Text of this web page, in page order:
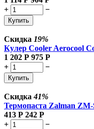
+
−
Купить
Скидка 19%
Кулер Cooler Aerocool
1 202 Р 975 Р
+
−
Купить
Скидка41%
Термопаста Zalman
413 Р 242 Р
+
−